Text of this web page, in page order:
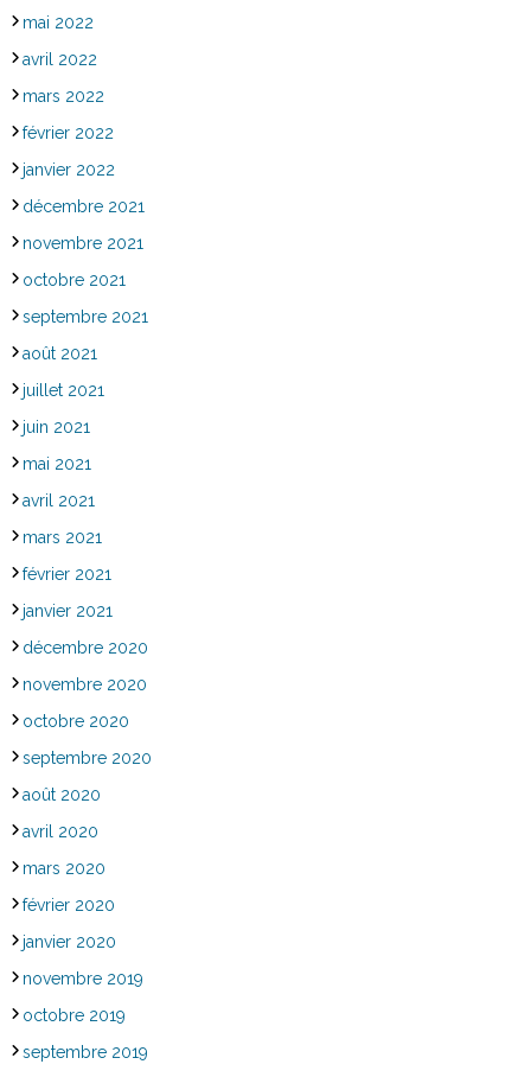
mai 2022
avril 2022
mars 2022
février 2022
janvier 2022
décembre 2021
novembre 2021
octobre 2021
septembre 2021
août 2021
juillet 2021
juin 2021
mai 2021
avril 2021
mars 2021
février 2021
janvier 2021
décembre 2020
novembre 2020
octobre 2020
septembre 2020
août 2020
avril 2020
mars 2020
février 2020
janvier 2020
novembre 2019
octobre 2019
septembre 2019